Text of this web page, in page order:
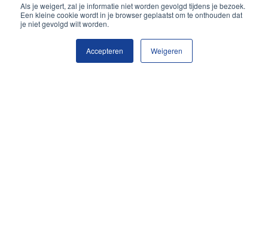
Als je weigert, zal je informatie niet worden gevolgd tijdens je bezoek.
Een kleine cookie wordt in je browser geplaatst om te onthouden dat
je niet gevolgd wilt worden.
Accepteren Weigeren